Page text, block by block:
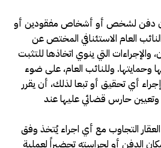
دفن لشخص أو أشخاص مفقودين أو
العام الاستئنافي المختص عن
والإجراءات التي ينوي اتخاذها للتثبت
وللنائب العام، على ضوء
إجراء أي تحقيق أو تبعا لذلك، أن يقرر
حارس قضائي عليها عند
التجاوب مع أي اجراء يُتخذ وفق
الدفن أو لحراسته تحضيراً لعملية